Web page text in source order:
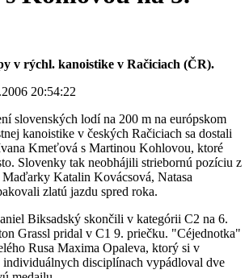
v rýchl. kanoistike v Račiciach (ČR).
20:54:22
slovenských lodí na 200 m na európskom
kanoistike v českých Račiciach sa dostali
Kmeťová s Martinou Kohlovou, ktoré
Slovenky tak neobhájili striebornú pozíciu z
Katalin Kovácsová, Natasa
zlatú jazdu spred roka.
Biksadský skončili v kategórii C2 na 6.
Grassl pridal v C1 9. priečku. "Céjednotka"
Rusa Maxima Opaleva, ktorý si v
individuálnych disciplínach vypádloval dve